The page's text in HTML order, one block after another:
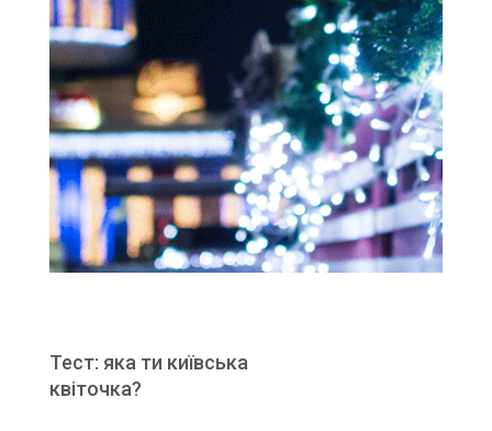
Тест: яка ти київська
квіточка?